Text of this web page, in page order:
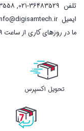
تلفن 021-36483529
,
ایمیل
ما در روزهای کاری از ساعت ۹ صبح تا ۱۹ پاسخگوی شما هستیم
تحویل اکسپرس